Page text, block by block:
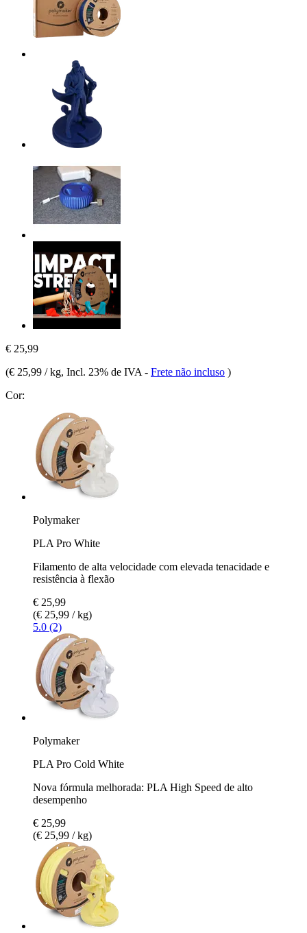
€ 25,99
(€ 25,99 / kg, Incl. 23% de IVA - Frete não incluso )
Cor:
Polymaker
PLA Pro White
Filamento de alta velocidade com elevada tenacidade e
resistência à flexão
€ 25,99
(€ 25,99 / kg)
5.0 (2)
Polymaker
PLA Pro Cold White
Nova fórmula melhorada: PLA High Speed de alto
desempenho
€ 25,99
(€ 25,99 / kg)